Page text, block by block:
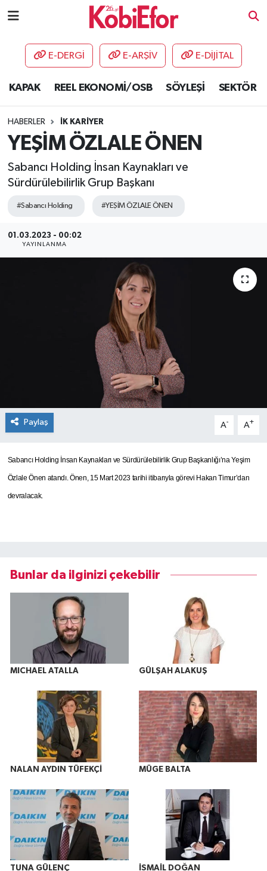
E-DERGİ E-ARŞİV E-DİJİTAL
KAPAK REEL EKONOMİ/OSB SÖYLEŞİ SEKTÖR
HABERLER İK KARİYER
YEŞİM ÖZLALE ÖNEN
Sabancı Holding İnsan Kaynakları ve
Sürdürülebilirlik Grup Başkanı
#Sabancı Holding #YEŞİM ÖZLALE ÖNEN
01.03.2023 - 00:02
YAYINLANMA
Paylaş A- A+
Sabancı Holding İnsan Kaynakları ve Sürdürülebilirlik Grup Başkanlığı’na Yeşim
Özlale Önen atandı. Önen, 15 Mart 2023 tarihi itibarıyla görevi Hakan Timur’dan
devralacak.
Bunlar da ilginizi çekebilir
MICHAEL ATALLA GÜLŞAH ALAKUŞ
NALAN AYDIN TÜFEKÇİ MÜGE BALTA
TUNA GÜLENÇ İSMAİL DOĞAN
AKADEMİ
DESTEK-TEŞVİK
ETKİNLİK
GÜNCEL
OSB
YAŞAM